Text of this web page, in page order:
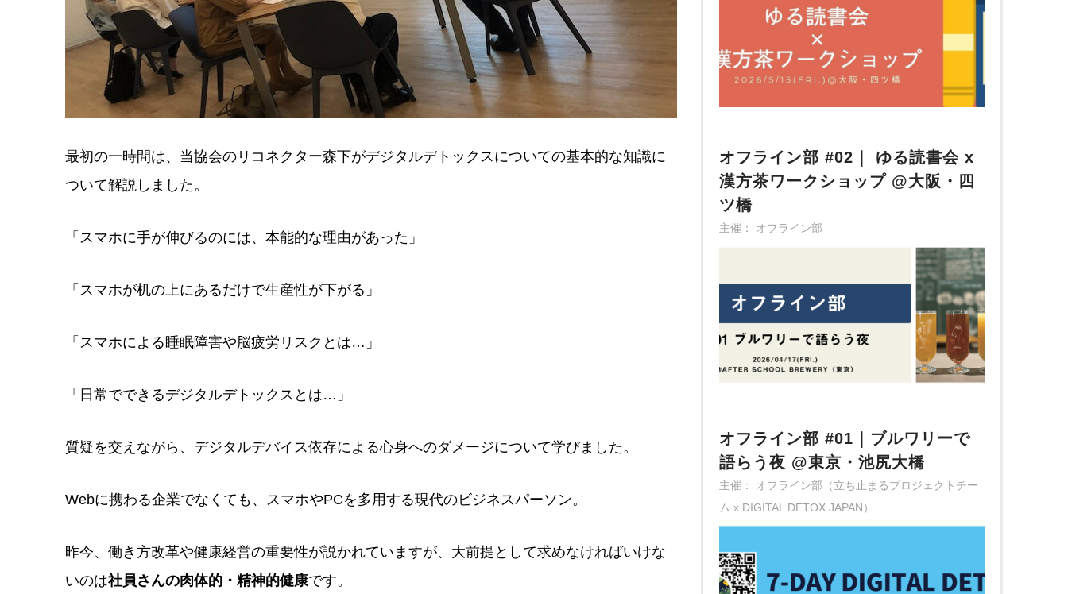
最初の一時間は、当協会のリコネクター森下がデジタルデトックスについての基本的な知識に
ついて解説しました。
「スマホに手が伸びるのには、本能的な理由があった」
「スマホが机の上にあるだけで生産性が下がる」
「スマホによる睡眠障害や脳疲労リスクとは…」
「日常でできるデジタルデトックスとは…」
質疑を交えながら、デジタルデバイス依存による心身へのダメージについて学びました。
Webに携わる企業でなくても、スマホやPCを多用する現代のビジネスパーソン。
昨今、働き方改革や健康経営の重要性が説かれていますが、大前提として求めなければいけな
いのは社員さんの肉体的・精神的健康です。
オフライン部 #02｜ ゆる読書会 x
漢方茶ワークショップ @大阪・四
ツ橋
主催： オフライン部
オフライン部 #01｜ブルワリーで
語らう夜 @東京・池尻大橋
主催： オフライン部（立ち止まるプロジェクトチー
ム x DIGITAL DETOX JAPAN）